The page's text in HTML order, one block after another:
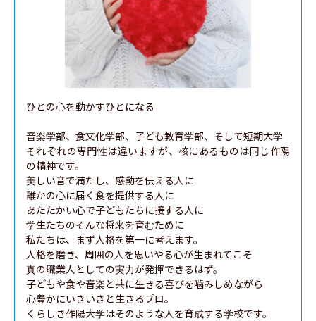
ひとの心を動かすひとになる
音楽学部、食文化学部、子ども教育学部、そして短期大学
それぞれの専門性は違いますが、核にあるものは同じ作陽
の精神です。
美しい音で満たし、感動を伝える人に
誰かの心に届く食を提供する人に
あたたかい心で子どもたちに接する人に
学生たちのそんな将来を育むために
私たちは、まず人格を第一に考えます。
人格を磨き、周囲の人を思いやる心が生まれてこそ
真の職業人としての実力が発揮できるはず。
子どもや食や音楽と共に生きる喜びを噛みしめながら
心豊かにいきいきと生きるプロ。
くらしき作陽大学はそのような人を育成する学校です。